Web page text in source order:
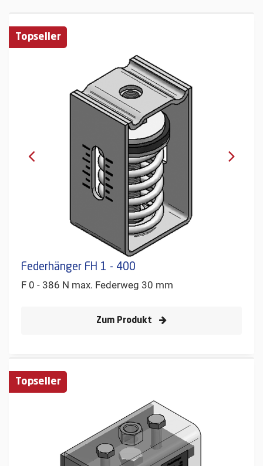
Topseller
Federhänger FH 1 - 400
F 0 - 386 N max. Federweg 30 mm
Zum Produkt
Topseller